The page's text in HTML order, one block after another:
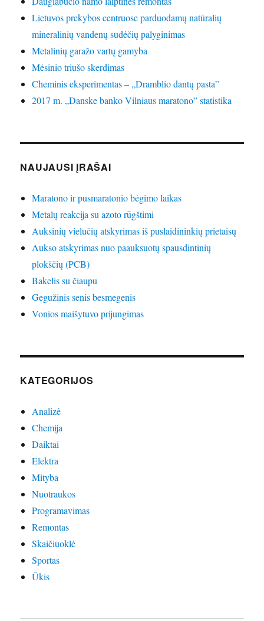
Lietuvos prekybos centruose parduodamų natūralių
mineralinių vandenų sudėčių palyginimas
Metalinių garažo vartų gamyba
Mėsinio triušo skerdimas
Cheminis eksperimentas – „Dramblio dantų pasta”
2017 m. „Danske banko Vilniaus maratono” statistika
NAUJAUSI ĮRAŠAI
Maratono ir pusmaratonio bėgimo laikas
Metalų reakcija su azoto rūgštimi
Auksinių vielučių atskyrimas iš puslaidininkių prietaisų
Aukso atskyrimas nuo paauksuotų spausdintinių
plokščių (PCB)
Bakelis su čiaupu
Gegužinis senis besmegenis
Vonios maišytuvo prijungimas
KATEGORIJOS
Analizė
Chemija
Daiktai
Elektra
Mityba
Nuotraukos
Programavimas
Remontas
Skaičiuoklė
Sportas
Ūkis